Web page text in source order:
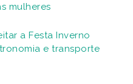
mulheres
a Festa Inverno
e transporte